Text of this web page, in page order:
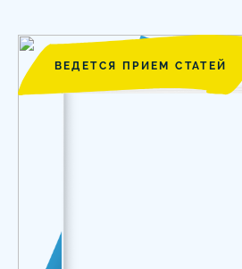
ВЕДЕТСЯ ПРИЕМ СТАТЕЙ